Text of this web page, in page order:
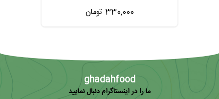
330,000 تومان
ghadahfood
ما را در اینستاگرام دنبال نمایید